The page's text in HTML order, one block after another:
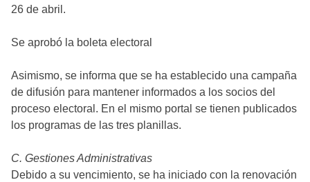
26 de abril.
Se aprobó la boleta electoral
Asimismo, se informa que se ha establecido una campaña
de difusión para mantener informados a los socios del
proceso electoral. En el mismo portal se tienen publicados
los programas de las tres planillas.
C. Gestiones Administrativas
Debido a su vencimiento, se ha iniciado con la renovación